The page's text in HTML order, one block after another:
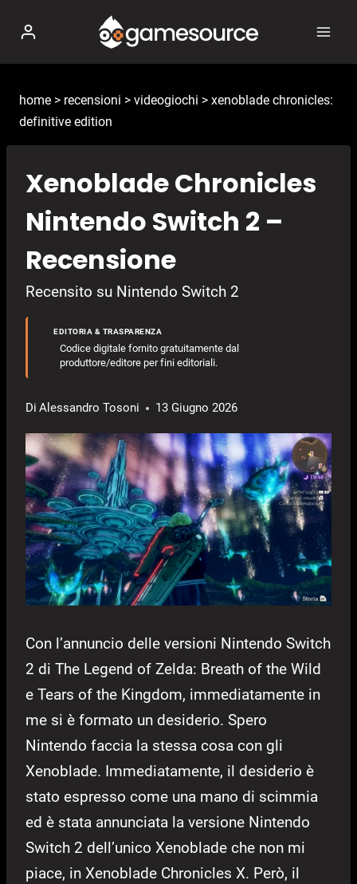
contenuto
home > recensioni > videogiochi > xenoblade chronicles:
definitive edition
Xenoblade Chronicles
Nintendo Switch 2 –
Recensione
Recensito su Nintendo Switch 2
EDITORIA & TRASPARENZA
Codice digitale fornito gratuitamente dal
produttore/editore per fini editoriali.
Di Alessandro Tosoni 13 Giugno 2026
Con l’annuncio delle versioni Nintendo Switch
2 di The Legend of Zelda: Breath of the Wild
e Tears of the Kingdom, immediatamente in
me si è formato un desiderio. Spero
Nintendo faccia la stessa cosa con gli
Xenoblade. Immediatamente, il desiderio è
stato espresso come una mano di scimmia
ed è stata annunciata la versione Nintendo
Switch 2 dell’unico Xenoblade che non mi
piace, in Xenoblade Chronicles X. Però, il